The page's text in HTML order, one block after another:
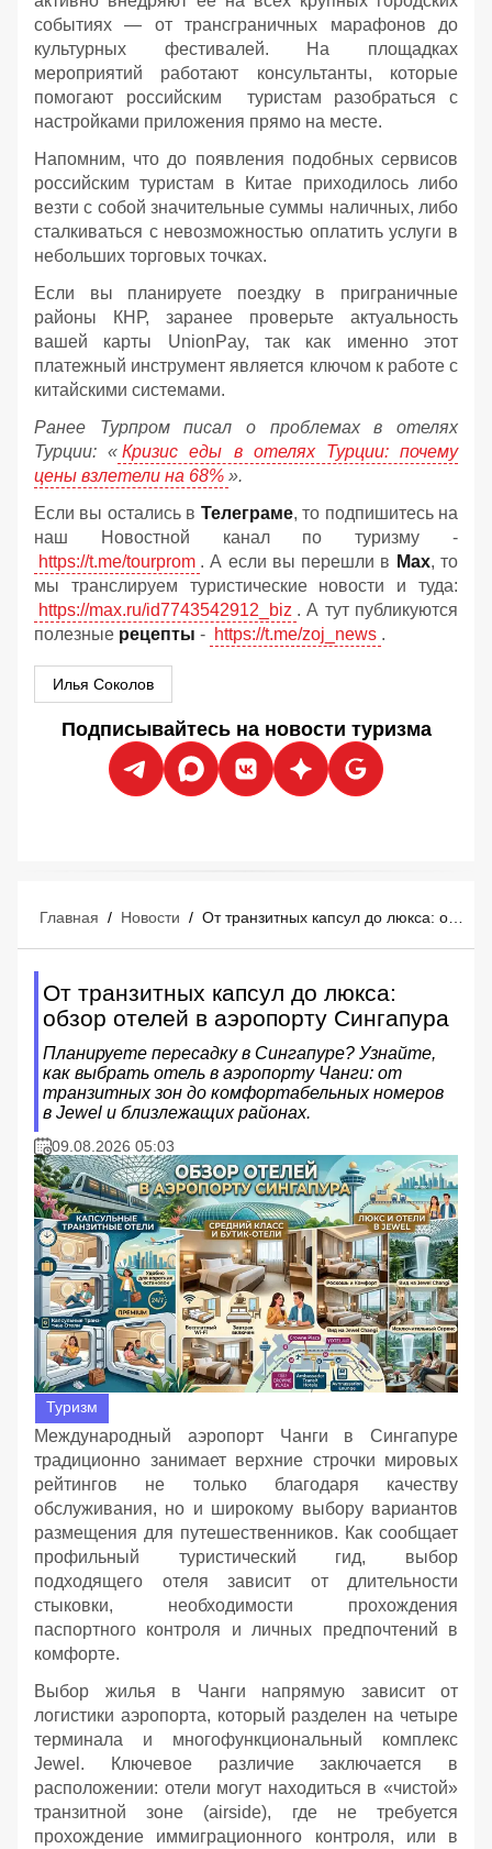
событиях — от трансграничных марафонов до
культурных фестивалей. На площадках
мероприятий работают консультанты, которые
помогают российским туристам разобраться с
настройками приложения прямо на месте.
Напомним, что до появления подобных сервисов
российским туристам в Китае приходилось либо
везти с собой значительные суммы наличных, либо
сталкиваться с невозможностью оплатить услуги в
небольших торговых точках.
Если вы планируете поездку в приграничные
районы КНР, заранее проверьте актуальность
вашей карты UnionPay, так как именно этот
платежный инструмент является ключом к работе с
китайскими системами.
Ранее Турпром писал о проблемах в отелях
Турции: « Кризис еды в отелях Турции: почему
цены взлетели на 68% ».
Если вы остались в Телеграме, то подпишитесь на
наш Новостной канал по туризму -
https://t.me/tourprom . А если вы перешли в Мах, то
мы транслируем туристические новости и туда:
https://max.ru/id7743542912_biz . А тут публикуются
полезные рецепты - https://t.me/zoj_news .
Илья Соколов
Подписывайтесь на новости туризма
Главная / Новости / От транзитных капсул до люкса: обзор отелей в аэропорту Сингапура
От транзитных капсул до люкса:
обзор отелей в аэропорту Сингапура
Планируете пересадку в Сингапуре? Узнайте,
как выбрать отель в аэропорту Чанги: от
транзитных зон до комфортабельных номеров
в Jewel и близлежащих районах.
09.08.2026 05:03
Туризм
Международный аэропорт Чанги в Сингапуре
традиционно занимает верхние строчки мировых
рейтингов не только благодаря качеству
обслуживания, но и широкому выбору вариантов
размещения для путешественников. Как сообщает
профильный туристический гид, выбор
подходящего отеля зависит от длительности
стыковки, необходимости прохождения
паспортного контроля и личных предпочтений в
комфорте.
Выбор жилья в Чанги напрямую зависит от
логистики аэропорта, который разделен на четыре
терминала и многофункциональный комплекс
Jewel. Ключевое различие заключается в
расположении: отели могут находиться в «чистой»
транзитной зоне (airside), где не требуется
прохождение иммиграционного контроля, или в